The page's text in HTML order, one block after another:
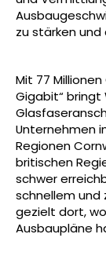
zu stärken
Mit 77
Gigabit“
Unternehmen
Regionen
britischen
schwer
schnellem
gezielt dort,
Ausbaupläne